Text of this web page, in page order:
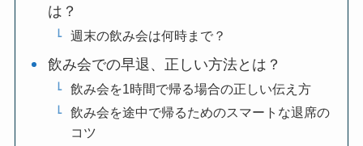
は？
週末の飲み会は何時まで？
飲み会での早退、正しい方法とは？
飲み会を1時間で帰る場合の正しい伝え方
飲み会を途中で帰るためのスマートな退席の
コツ